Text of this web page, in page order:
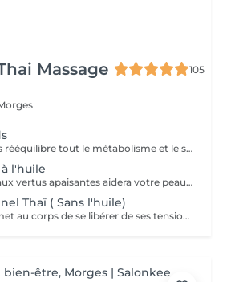
Massage
105
Le massage des pieds rééquilibre tout le métabolisme et le système nerveux ce qui permet une grande relaxation. Les pieds et les jambes sont massées jusqu'au genoux. Pratiqué avec les mains ou à l'aide d'un petit bâtonnet en bois, il stimule les points réflexologiques, ce qui améliore effectivement la circulation sanguine. Il soulage de nombreux maux et se pratique aussi à titre préventif.
l'huile
Le massage à l'huile aux vertus apaisantes aidera votre peau à mieux se détendre. et vous assure une relaxation intense. Il aide à se débarrasser de façon douce du stress, à dénouer les tensions musculaires, qu'elles soient perçues ou non. Le massage thaï aux huiles très efficace stimule l'essentiel des organes sensoriels et prévient de nombreux maux. La peau, les systèmes sanguins et lymphatiques sont stimulés, ce qui facilite la circulation sanguine, aide le renouvellement cellulaire. L'élimination des toxines permet de rééquilibrer la circulation énergétique.
Thaï ( Sans l'huile)
Le massage thaï permet au corps de se libérer de ses tensions, de retrouver une harmonie intérieure et une parfaite circulation des énergies internes. Ce massage est sûrement un des massages les plus riches et les plus complets au monde. Il est souvent appelé par les occidentaux "Yoga massage". C'est un massage puissant, profond et complet des orteils au crâne. La masseuse utilise alors toutes les techniques précises du geste, du mouvement et utilise ses doigts, ses coudes, ses avant-bras afin d'optimiser l'effet des pressions et étirements. Le pression de massage lourd ou léger, dépend des besoins du client. Des vêtements amples sont fournis.